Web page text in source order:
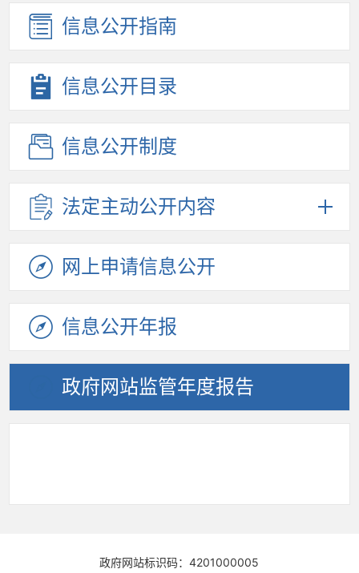
信息公开指南
信息公开 目录
信息公开制度
法定主动公开内容
网上申请信息公开
信息公开年报
政府网站监管年度报告
政府网站标识码：4201000005